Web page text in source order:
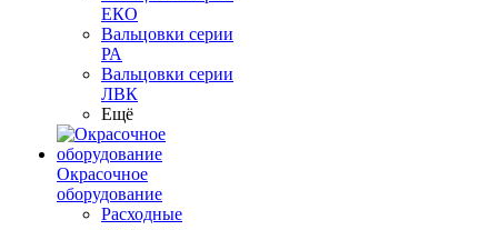
ЕКО
Вальцовки серии
РА
Вальцовки серии
ЛВК
Ещё
Окрасочное
оборудование
Расходные